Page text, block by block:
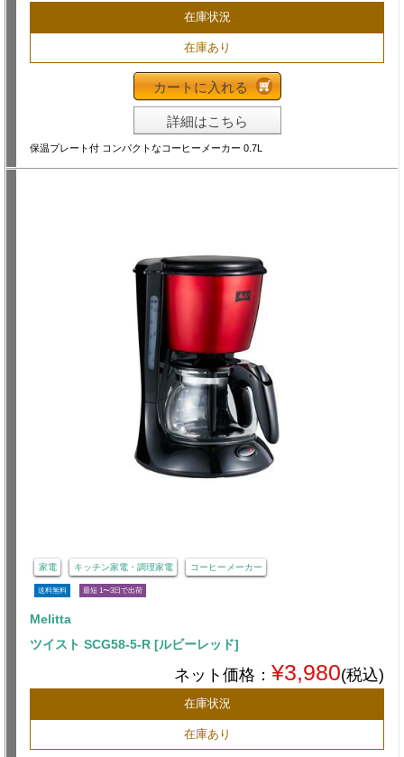
在庫状況
在庫あり
カートに入れる
詳細はこちら
保温プレート付 コンパクトなコーヒーメーカー 0.7L
家電 キッチン家電・調理家電 コーヒーメーカー
送料無料 最短 1〜3日で出荷
Melitta
ツイスト SCG58-5-R [ルビーレッド]
ネット価格： ¥3,980(税込)
在庫状況
在庫あり